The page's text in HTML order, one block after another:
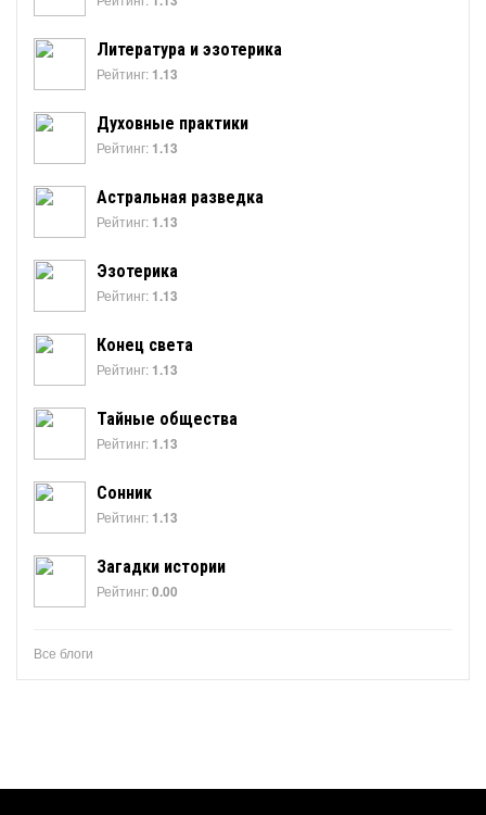
Литература и эзотерика
Рейтинг: 1.13
Духовные практики
Рейтинг: 1.13
Астральная разведка
Рейтинг: 1.13
Эзотерика
Рейтинг: 1.13
Конец света
Рейтинг: 1.13
Тайные общества
Рейтинг: 1.13
Сонник
Рейтинг: 1.13
Загадки истории
Рейтинг:0.00
Все блоги